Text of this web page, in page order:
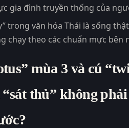
gia đình truyền thống của
trong văn hóa Thái là sống
chạy theo các chuẩn mực bên
mùa 3 và cú
thủ” không phải